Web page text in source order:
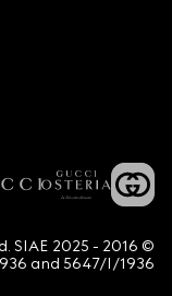
SIAE
and 5647/I/1936